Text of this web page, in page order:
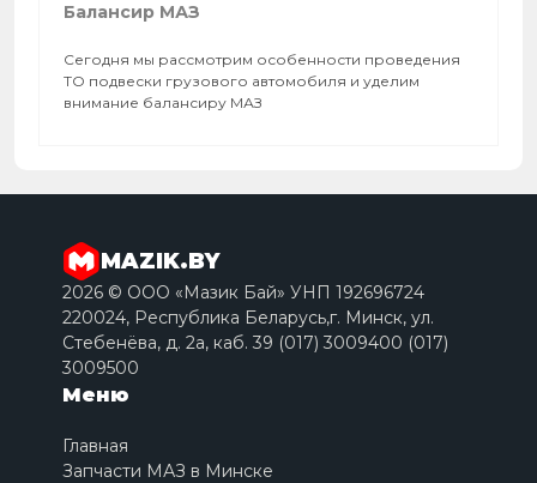
Балансир МАЗ
Сегодня мы рассмотрим особенности проведения
ТО подвески грузового автомобиля и уделим
внимание балансиру МАЗ
MAZIK.BY
2026 © ООО «Мазик Бай» УНП 192696724
220024, Республика Беларусь,г. Минск, ул.
Стебенёва, д. 2a, каб. 39 (017) 3009400 (017)
3009500
Меню
Главная
Запчасти МАЗ в Минске